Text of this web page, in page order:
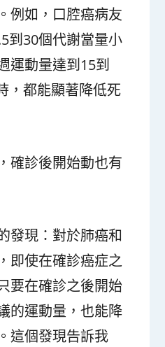
例如，口腔癌病友
到30個代謝當量小
運動量達到15到
，都能顯著降低死
確診後開始動也有
發現：對於肺癌和
即使在確診癌症之
要在確診之後開始
的運動量，也能降
這個發現告訴我